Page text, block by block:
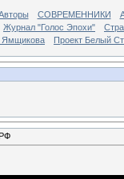
СОВРЕМЕННИКИ
Журнал "Голос Эпохи"
Ямщикова Проект Белый